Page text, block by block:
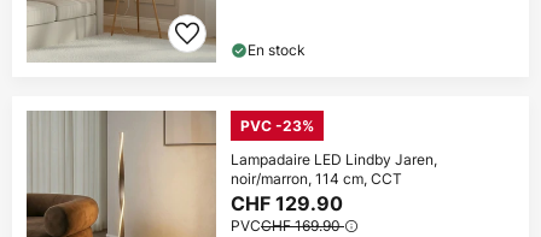
En stock
PVC -23%
Lampadaire LED Lindby Jaren,
noir/marron, 114 cm, CCT
CHF 129.90
PVCCHF 169.90